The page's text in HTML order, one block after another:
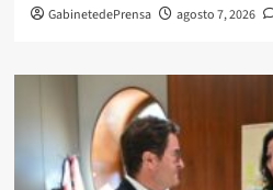
GabinetedePrensa agosto 7, 2026